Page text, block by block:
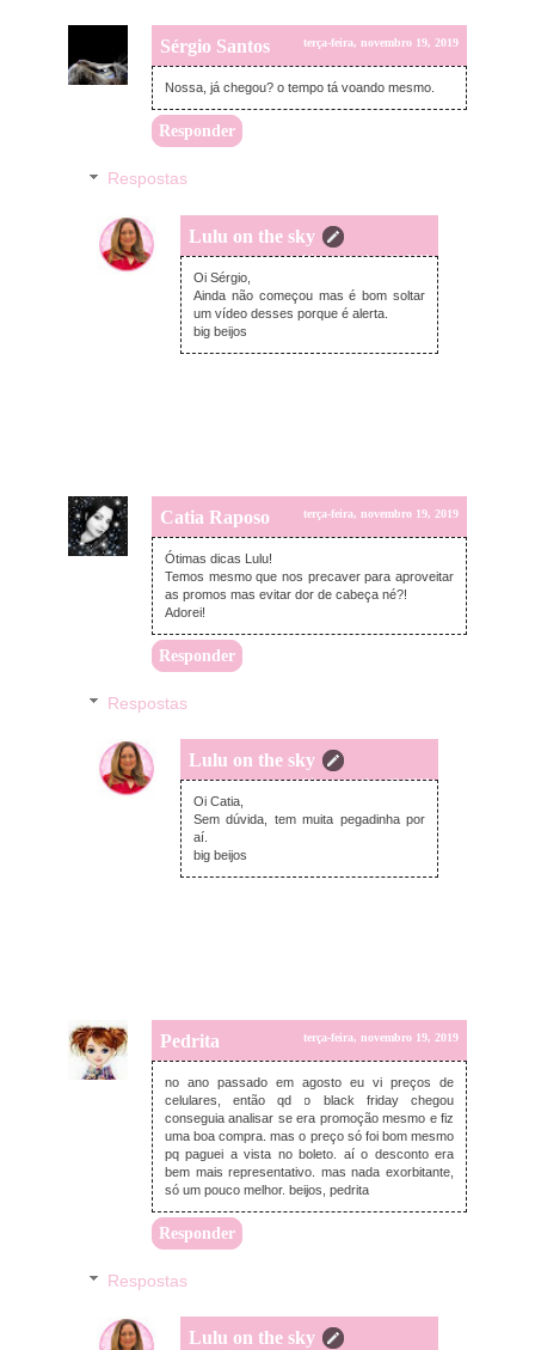
Sérgio Santos terça-feira, novembro 19, 2019
Nossa, já chegou? o tempo tá voando mesmo.
Responder
Respostas
Lulu on the sky
terça-feira, novembro 19, 2019
Oi Sérgio,
Ainda não começou mas é bom soltar
um vídeo desses porque é alerta.
big beijos
Catia Raposo terça-feira, novembro 19, 2019
Ótimas dicas Lulu!
Temos mesmo que nos precaver para aproveitar
as promos mas evitar dor de cabeça né?!
Adorei!
Responder
Respostas
Lulu on the sky
terça-feira, novembro 19, 2019
Oi Catia,
Sem dúvida, tem muita pegadinha por
aí.
big beijos
Pedrita terça-feira, novembro 19, 2019
no ano passado em agosto eu vi preços de
celulares, então qd o black friday chegou
conseguia analisar se era promoção mesmo e fiz
uma boa compra. mas o preço só foi bom mesmo
pq paguei a vista no boleto. aí o desconto era
bem mais representativo. mas nada exorbitante,
só um pouco melhor. beijos, pedrita
Responder
Respostas
Lulu on the sky